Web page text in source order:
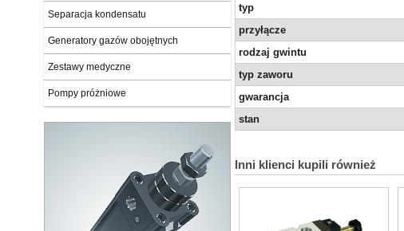
typ
przyłącze
rodzaj gwintu
typ zaworu
gwarancja
stan
Inni klienci kupili również
Separacja kondensatu
Generatory gazów obojętnych
Zestawy medyczne
Pompy próżniowe